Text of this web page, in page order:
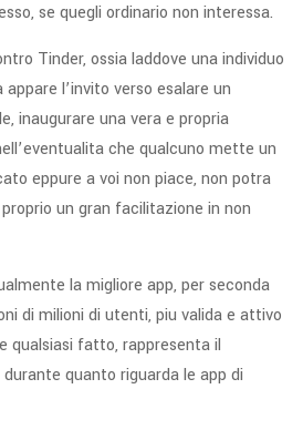
se quegli ordinario non interessa.
Tinder, ossia laddove una individuo
l’invito verso esalare un
inaugurare una vera e propria
che qualcuno mette un
eppure a voi non piace, non potra
un gran facilitazione in non
la migliore app, per seconda
di milioni di utenti, piu valida e attivo
qualsiasi fatto, rappresenta il
quanto riguarda le app di